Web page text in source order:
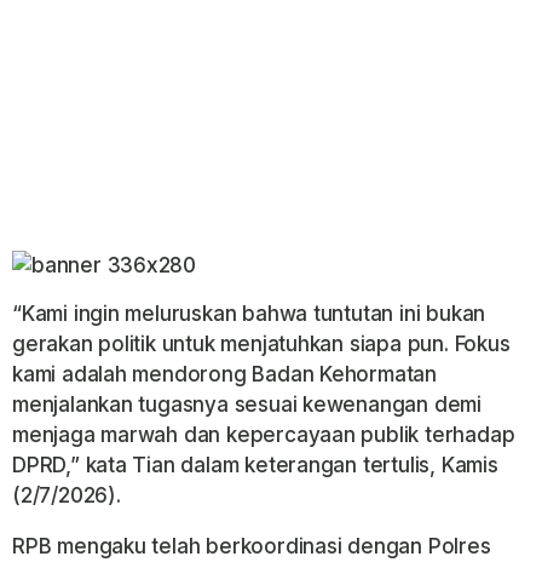
“Kami ingin meluruskan bahwa tuntutan ini bukan
gerakan politik untuk menjatuhkan siapa pun. Fokus
kami adalah mendorong Badan Kehormatan
menjalankan tugasnya sesuai kewenangan demi
menjaga marwah dan kepercayaan publik terhadap
DPRD,” kata Tian dalam keterangan tertulis, Kamis
(2/7/2026).
RPB mengaku telah berkoordinasi dengan Polres